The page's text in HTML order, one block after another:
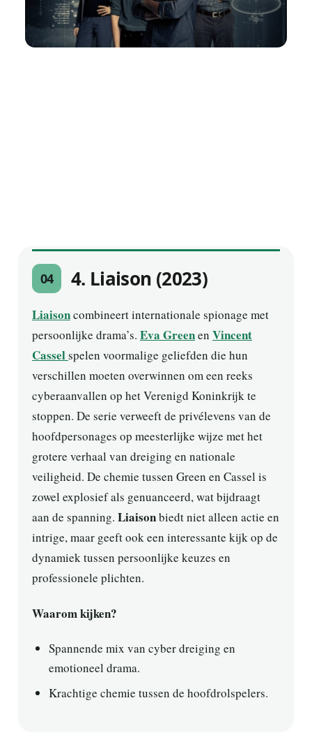
04 4. Liaison (2023)
Liaisoncombineert internationale spionage met
persoonlijke drama’s. Eva Greenen Vincent
Casselspelen voormalige geliefden die hun
verschillen moeten overwinnen om een reeks
cyberaanvallen op het Verenigd Koninkrijk te
stoppen. De serie verweeft de privélevens van de
hoofdpersonages op meesterlijke wijze met het
grotere verhaal van dreiging en nationale
veiligheid. De chemie tussen Green en Cassel is
zowel explosief als genuanceerd, wat bijdraagt
aan de spanning. Liaisonbiedt niet alleen actie en
intrige, maar geeft ook een interessante kijk op de
dynamiek tussen persoonlijke keuzes en
professionele plichten.
Waarom kijken?
Spannende mix van cyber dreiging en
emotioneel drama.
Krachtige chemie tussen de hoofdrolspelers.